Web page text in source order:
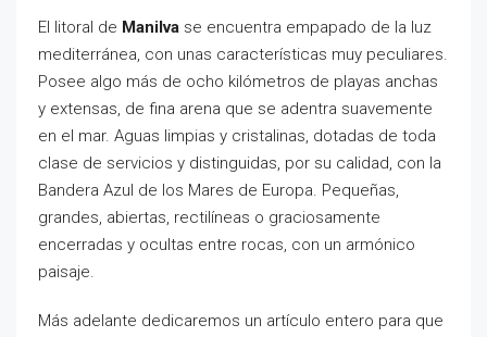
El litoral de Manilva se encuentra empapado de la luz
mediterránea, con unas características muy peculiares.
Posee algo más de ocho kilómetros de playas anchas
y extensas, de fina arena que se adentra suavemente
en el mar. Aguas limpias y cristalinas, dotadas de toda
clase de servicios y distinguidas, por su calidad, con la
Bandera Azul de los Mares de Europa. Pequeñas,
grandes, abiertas, rectilíneas o graciosamente
encerradas y ocultas entre rocas, con un armónico
paisaje.
Más adelante dedicaremos un artículo entero para que